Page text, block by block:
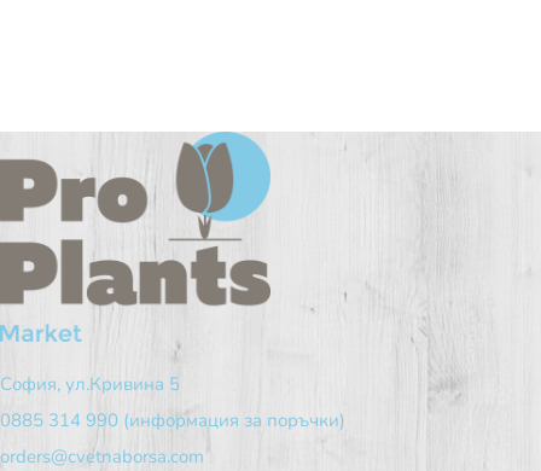
София, ул.Кривина 5
0885 314 990 (информация за поръчки)
orders@cvetnaborsa.com